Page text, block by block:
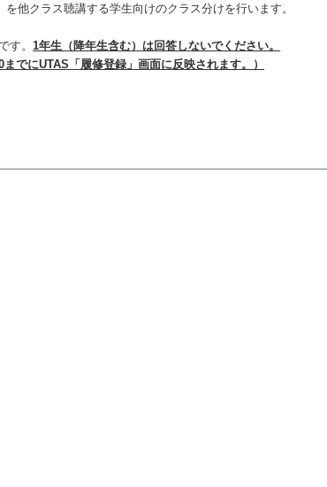
他クラス聴講する学生向けのクラス分けを行います。
す。1年生（降年生含む）は回答しないでください。
でにUTAS「履修登録」画面に反映されます。）